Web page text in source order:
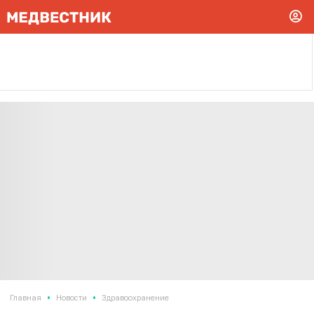
Главная • Новости • Здравоохранение